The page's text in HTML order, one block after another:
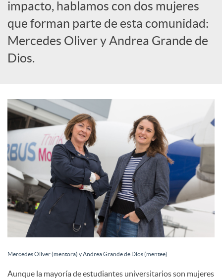
d
o
r
d
e
c
o
t
impacto, hablamos con dos mujeres
que forman parte de esta comunidad:
Mercedes Oliver y Andrea Grande de
Dios.
Mercedes Oliver (mentora) y Andrea Grande de Dios (mentee)
Aunque la mayoría de estudiantes universitarios son mujeres